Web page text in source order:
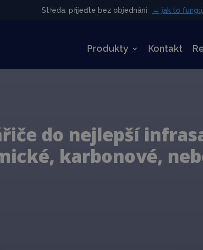
Produkty Kontakt
do nejlepší
karbonové,
Středa: přijeďte bez objednání → jak to
Středa: přijeďte bez objednání → jak to